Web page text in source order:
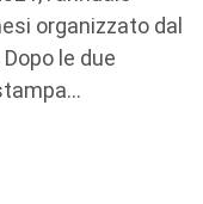
organizzato dal
le due